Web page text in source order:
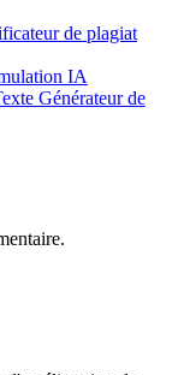
de plagiat
IA
Générateur de